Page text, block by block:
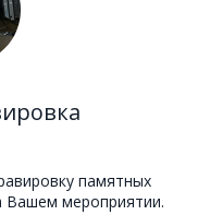
памятных
Вашем мероприятии.